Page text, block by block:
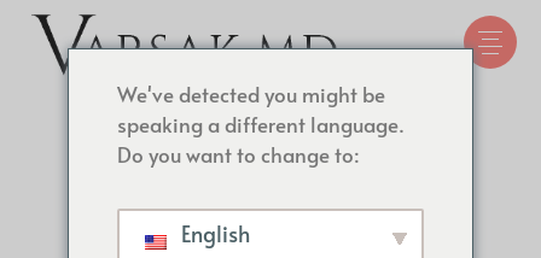
Revizyon Burun Estetiği
We've detected you might be
speaking a different language.
Do you want to change to:
English